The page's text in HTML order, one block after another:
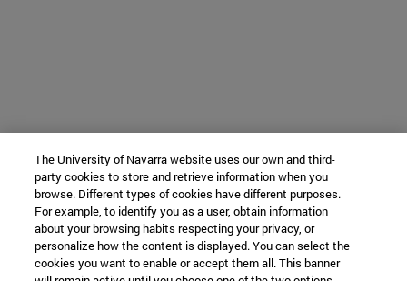
The University of Navarra website uses our own and third-
party cookies to store and retrieve information when you
browse. Different types of cookies have different purposes.
For example, to identify you as a user, obtain information
about your browsing habits respecting your privacy, or
personalize how the content is displayed. You can select the
cookies you want to enable or accept them all. This banner